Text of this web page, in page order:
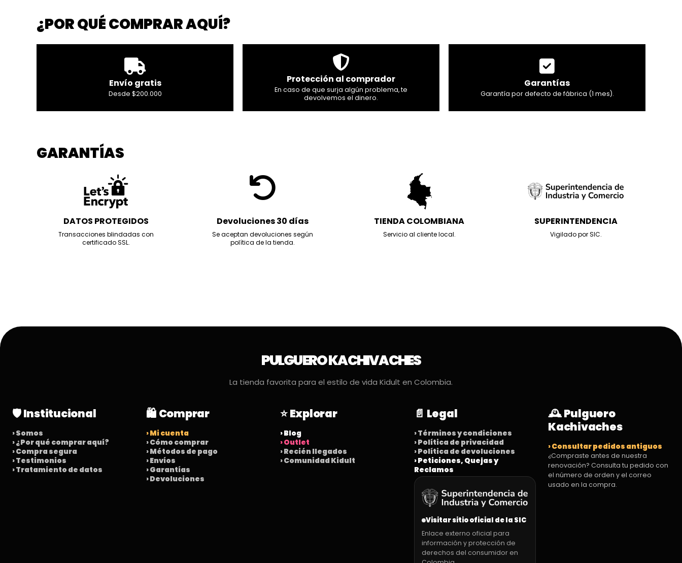
¿POR QUÉ COMPRAR AQUÍ?
Envío gratis
Desde $200.000
Protección al comprador
En caso de que surja algún problema, te
devolvemos el dinero.
Garantías
Garantía por defecto de fábrica (1 mes).
GARANTÍAS
DATOS PROTEGIDOS
Transacciones blindadas con
certificado SSL.
Devoluciones 30 días
Se aceptan devoluciones según
política de la tienda.
TIENDA COLOMBIANA
Servicio al cliente local.
SUPERINTENDENCIA
Vigilado por SIC.
PULGUERO KACHIVACHES
La tienda favorita para el estilo de vida Kidult en Colombia.
🛡️ Institucional
› Somos
› ¿Por qué comprar aquí?
› Compra segura
› Testimonios
› Tratamiento de datos
🛍️ Comprar
› Mi cuenta
› Cómo comprar
› Métodos de pago
› Envíos
› Garantías
› Devoluciones
⭐ Explorar
› Blog
› Outlet
› Recién llegados
› Comunidad Kidult
📄 Legal
› Términos y condiciones
› Política de privacidad
› Política de devoluciones
› Peticiones, Quejas y
Reclamos
Visitar sitio oficial de la SIC
Enlace externo oficial para
información y protección de
derechos del consumidor en
🕰️ Pulguero
Kachivaches
› Consultar pedidos antiguos
¿Compraste antes de nuestra
renovación? Consulta tu pedido con
el número de orden y el correo
usado en la compra.